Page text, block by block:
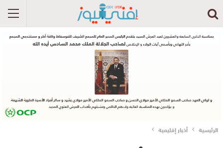
الرئيسية أخبار إقليمية